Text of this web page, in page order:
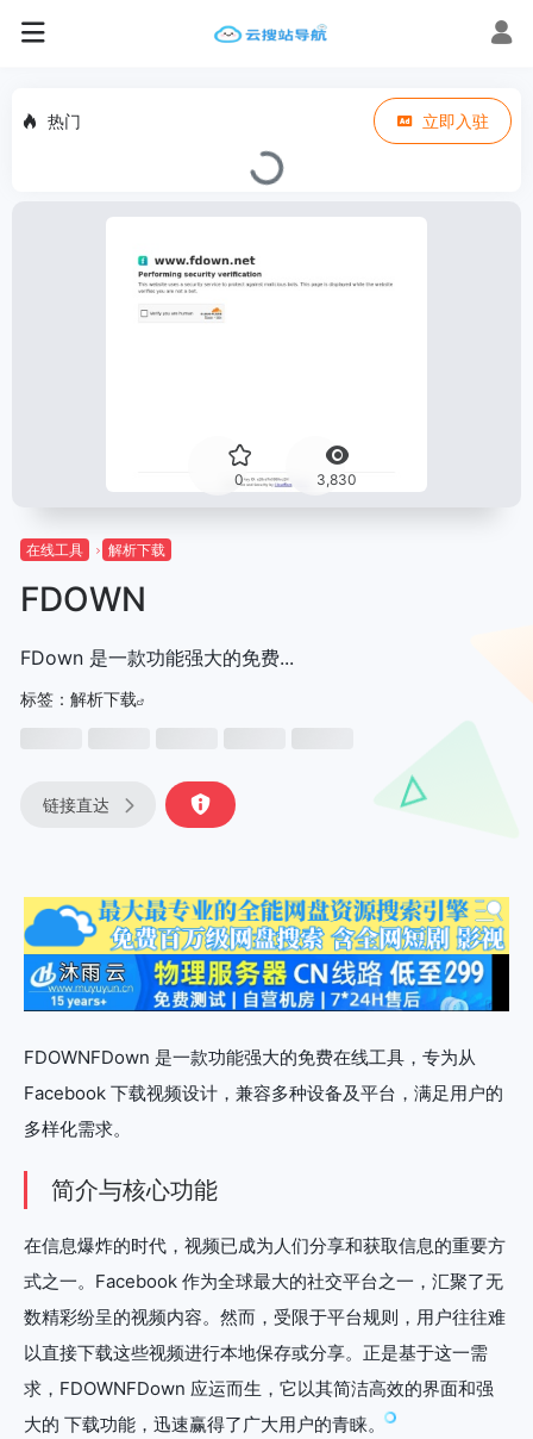
热门 立即入驻
0 3,830
在线工具 解析下载
FDOWN
FDown 是一款功能强大的免费...
标签： 解析下载
链接直达
FDOWNFDown 是一款功能强大的免费在线工具，专为从
Facebook 下载视频设计，兼容多种设备及平台，满足用户的
多样化需求。
简介与核心功能
在信息爆炸的时代，视频已成为人们分享和获取信息的重要方
式之一。Facebook 作为全球最大的社交平台之一，汇聚了无
数精彩纷呈的视频内容。然而，受限于平台规则，用户往往难
以直接下载这些视频进行本地保存或分享。正是基于这一需
求，FDOWNFDown 应运而生，它以其简洁高效的界面和强
大的 下载功能，迅速赢得了广大用户的青睐。